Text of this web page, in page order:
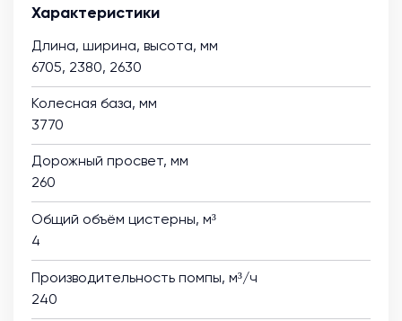
Характеристики
Длина, ширина, высота, мм
6705, 2380, 2630
Колесная база, мм
3770
Дорожный просвет, мм
260
Общий объём цистерны, м³
4
Производительность помпы, м³/ч
240